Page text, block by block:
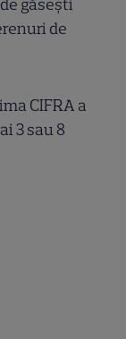
găsești
de
CIFRA a
3 sau 8